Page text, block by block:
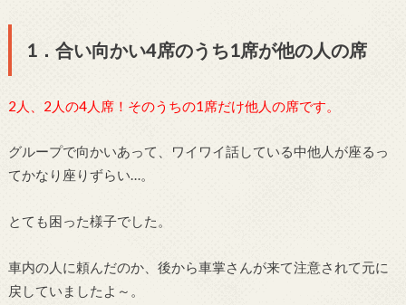
1．合い向かい4席のうち1席が他の人の席
2人、2人の4人席！そのうちの1席だけ他人の席です。
グループで向かいあって、ワイワイ話している中他人が座るっ
てかなり座りずらい…。
とても困った様子でした。
車内の人に頼んだのか、後から車掌さんが来て注意されて元に
戻していましたよ～。